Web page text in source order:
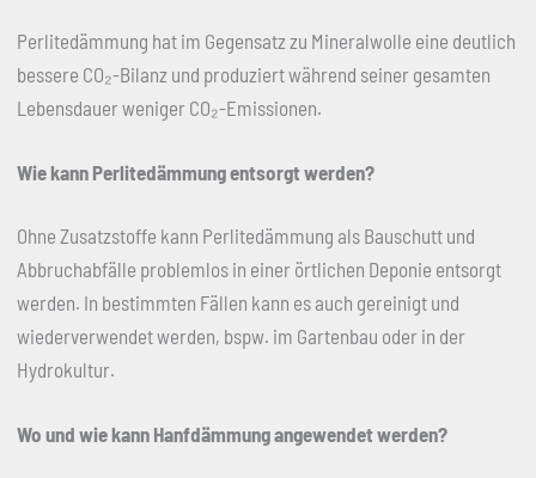
Perlitedämmung hat im Gegensatz zu Mineralwolle eine deutlich
bessere CO₂-Bilanz und produziert während seiner gesamten
Lebensdauer weniger CO₂-Emissionen.
Wie kann Perlitedämmung entsorgt werden?
Ohne Zusatzstoffe kann Perlitedämmung als Bauschutt und
Abbruchabfälle problemlos in einer örtlichen Deponie entsorgt
werden. In bestimmten Fällen kann es auch gereinigt und
wiederverwendet werden, bspw. im Gartenbau oder in der
Hydrokultur.
Wo und wie kann Hanfdämmung angewendet werden?